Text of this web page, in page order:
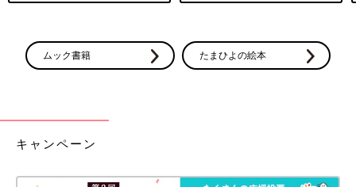
ムック書籍 たまひよの絵本
キャンペーン